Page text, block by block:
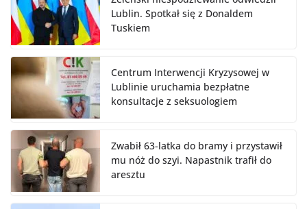
Lublin. Spotkał się z Donaldem
Tuskiem
Centrum Interwencji Kryzysowej w
Lublinie uruchamia bezpłatne
konsultacje z seksuologiem
Zwabił 63-latka do bramy i przystawił
mu nóż do szyi. Napastnik trafił do
aresztu